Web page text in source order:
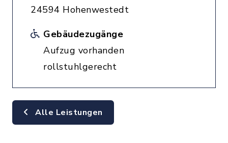
24594 Hohenwestedt
Gebäudezugänge
Aufzug vorhanden
rollstuhlgerecht
Alle Leistungen